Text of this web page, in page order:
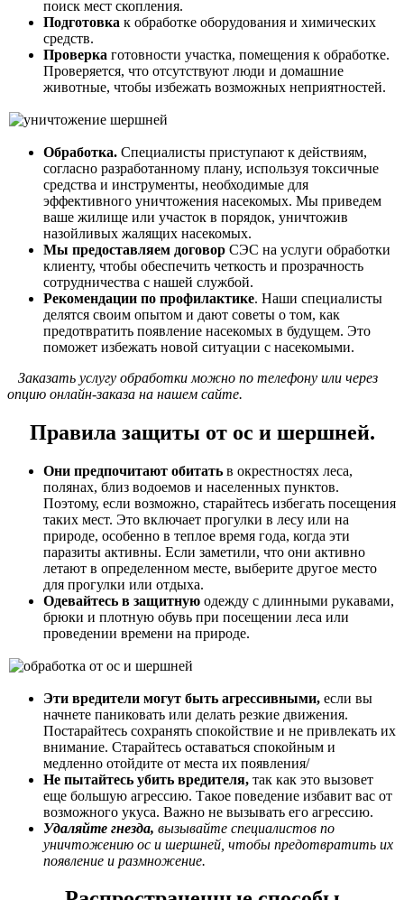
поиск мест скопления.
Подготовка к обработке оборудования и химических
средств.
Проверка готовности участка, помещения к обработке.
Проверяется, что отсутствуют люди и домашние
животные, чтобы избежать возможных неприятностей.
Обработка. Специалисты приступают к действиям,
согласно разработанному плану, используя токсичные
средства и инструменты, необходимые для
эффективного уничтожения насекомых. Мы приведем
ваше жилище или участок в порядок, уничтожив
назойливых жалящих насекомых.
Мы предоставляем договор СЭС на услуги обработки
клиенту, чтобы обеспечить четкость и прозрачность
сотрудничества с нашей службой.
Рекомендации по профилактике. Наши специалисты
делятся своим опытом и дают советы о том, как
предотвратить появление насекомых в будущем. Это
поможет избежать новой ситуации с насекомыми.
Заказать услугу обработки можно по телефону или через
опцию онлайн-заказа на нашем сайте.
Правила защиты от ос и шершней.
Они предпочитают обитать в окрестностях леса,
полянах, близ водоемов и населенных пунктов.
Поэтому, если возможно, старайтесь избегать посещения
таких мест. Это включает прогулки в лесу или на
природе, особенно в теплое время года, когда эти
паразиты активны. Если заметили, что они активно
летают в определенном месте, выберите другое место
для прогулки или отдыха.
Одевайтесь в защитную одежду с длинными рукавами,
брюки и плотную обувь при посещении леса или
проведении времени на природе.
Эти вредители могут быть агрессивными, если вы
начнете паниковать или делать резкие движения.
Постарайтесь сохранять спокойствие и не привлекать их
внимание. Старайтесь оставаться спокойным и
медленно отойдите от места их появления/
Не пытайтесь убить вредителя, так как это вызовет
еще большую агрессию. Такое поведение избавит вас от
возможного укуса. Важно не вызывать его агрессию.
Удаляйте гнезда, вызывайте специалистов по
уничтожению ос и шершней, чтобы предотвратить их
появление и размножение.